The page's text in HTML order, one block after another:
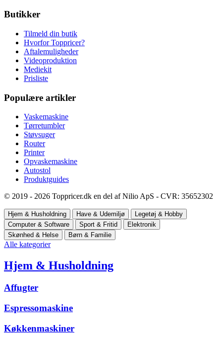
Butikker
Tilmeld din butik
Hvorfor Toppricer?
Aftalemuligheder
Videoproduktion
Mediekit
Prisliste
Populære artikler
Vaskemaskine
Tørretumbler
Støvsuger
Router
Printer
Opvaskemaskine
Autostol
Produktguides
© 2019 - 2026 Toppricer.dk en del af Nilio ApS - CVR: 35652302
Hjem & Husholdning Have & Udemiljø
Legetøj & Hobby
Computer & Software
Sport & Fritid
Elektronik
Skønhed & Helse
Børn & Familie
Alle kategorier
Hjem & Husholdning
Affugter
Espressomaskine
Køkkenmaskiner